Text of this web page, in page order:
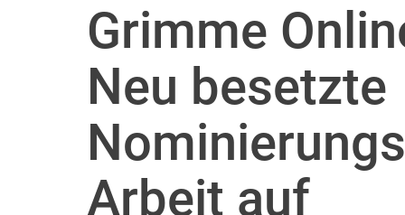
Grimme
Neu besetzte
Arbeit auf